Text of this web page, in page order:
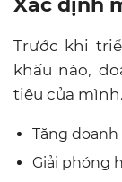
Xác định
Trước khi
khấu nào,
tiêu của
Tăng
Giải phóng